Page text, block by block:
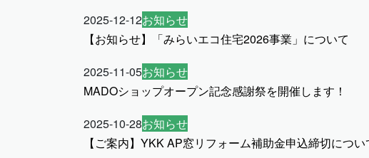
2025-12-12お知らせ
【お知らせ】「みらいエコ住宅2026事業」について
2025-11-05お知らせ
MADOショップオープン記念感謝祭を開催します！
2025-10-28お知らせ
【ご案内】YKK AP窓リフォーム補助金申込締切につい